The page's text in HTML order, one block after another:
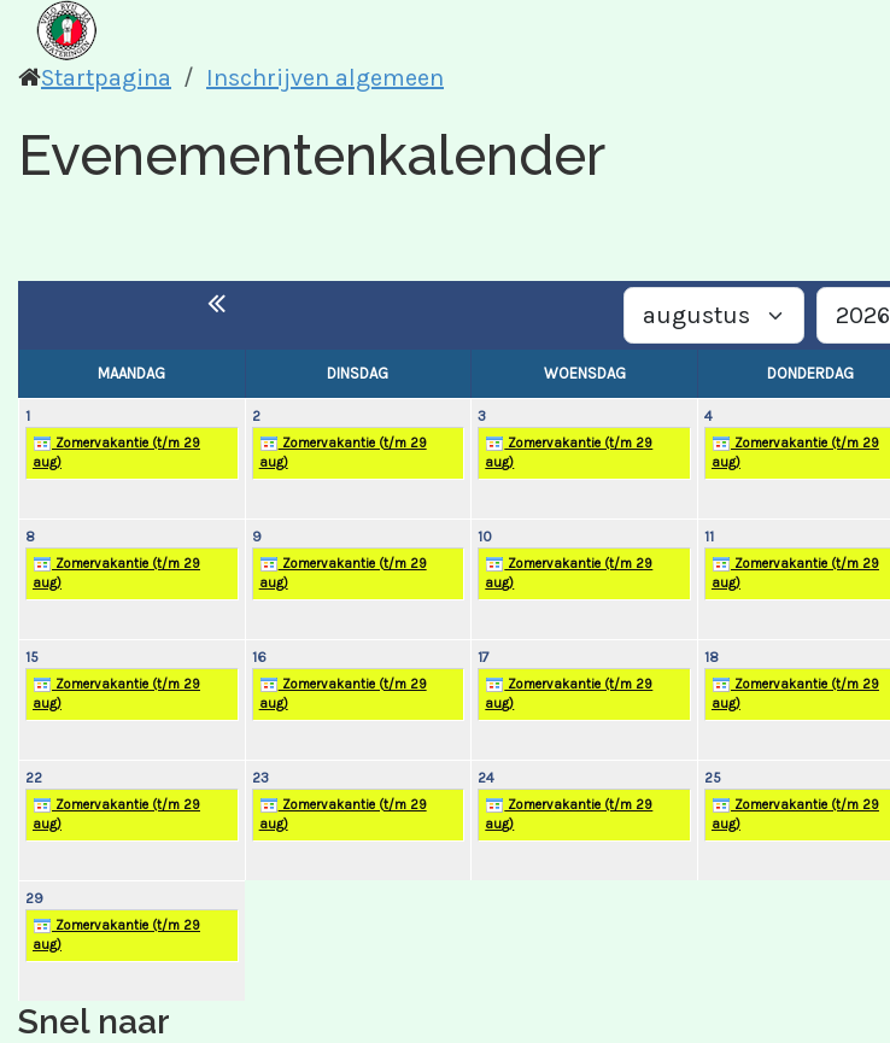
Startpagina Inschrijven algemeen
Evenementenkalender
MAANDAG DINSDAG WOENSDAG DONDERDAG
1
Zomervakantie (t/m 29
aug)
2
Zomervakantie (t/m 29
aug)
3
Zomervakantie (t/m 29
aug)
4
Zomervakantie (t/m 29
aug)
8
Zomervakantie (t/m 29
aug)
9
Zomervakantie (t/m 29
aug)
10
Zomervakantie (t/m 29
aug)
11
Zomervakantie (t/m 29
aug)
15
Zomervakantie (t/m 29
aug)
16
Zomervakantie (t/m 29
aug)
17
Zomervakantie (t/m 29
aug)
18
Zomervakantie (t/m 29
aug)
22
Zomervakantie (t/m 29
aug)
23
Zomervakantie (t/m 29
aug)
24
Zomervakantie (t/m 29
aug)
25
Zomervakantie (t/m 29
aug)
29
Zomervakantie (t/m 29
aug)
Snel naar